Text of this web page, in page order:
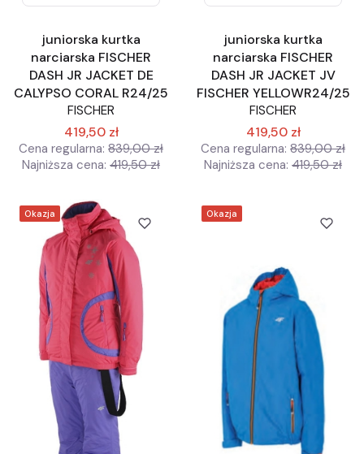
juniorska kurtka
narciarska FISCHER
DASH JR JACKET DE
CALYPSO CORAL R24/25
FISCHER
419,50 zł
Cena regularna: 839,00 zł
Najniższa cena: 419,50 zł
juniorska kurtka
narciarska FISCHER
DASH JR JACKET JV
FISCHER YELLOWR24/25
FISCHER
419,50 zł
Cena regularna: 839,00 zł
Najniższa cena: 419,50 zł
Okazja Okazja